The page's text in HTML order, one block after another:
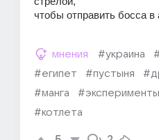
чтобы отправить босса в
мнения #украина
#египет
#пустыня
#манга
#эксперименты
#котлета